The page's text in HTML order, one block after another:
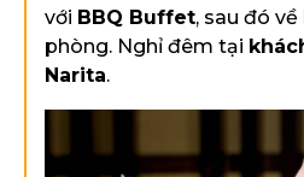
với BBQ Buffet, sau đó
phòng. Nghỉ đêm tại
Narita.